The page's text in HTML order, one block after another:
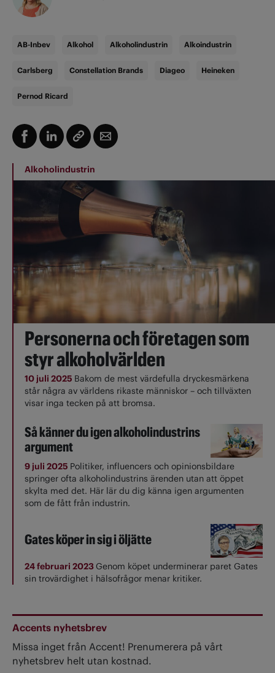
AB-Inbev Alkohol Alkoholindustrin Alkoindustrin
Carlsberg Constellation Brands Diageo Heineken
Pernod Ricard
Alkoholindustrin
Personerna och företagen som
styr alkoholvärlden
10 juli 2025 Bakom de mest värdefulla dryckesmärkena
står några av världens rikaste människor – och tillväxten
visar inga tecken på att bromsa.
Så känner du igen alkoholindustrins
argument
9 juli 2025 Politiker, influencers och opinionsbildare
springer ofta alkoholindustrins ärenden utan att öppet
skylta med det. Här lär du dig känna igen argumenten
som de fått från industrin.
Gates köper in sig i öljätte
24 februari 2023 Genom köpet underminerar paret Gates
sin trovärdighet i hälsofrågor menar kritiker.
Accents nyhetsbrev
Missa inget från Accent! Prenumerera på vårt
nyhetsbrev helt utan kostnad.